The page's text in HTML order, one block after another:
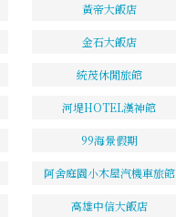
黃帝大飯店
金石大飯店
統茂休閒旅館
河堤HOTEL漢神館
99海景假期
阿舍庭園小木屋汽機車旅館
高雄中信大飯店